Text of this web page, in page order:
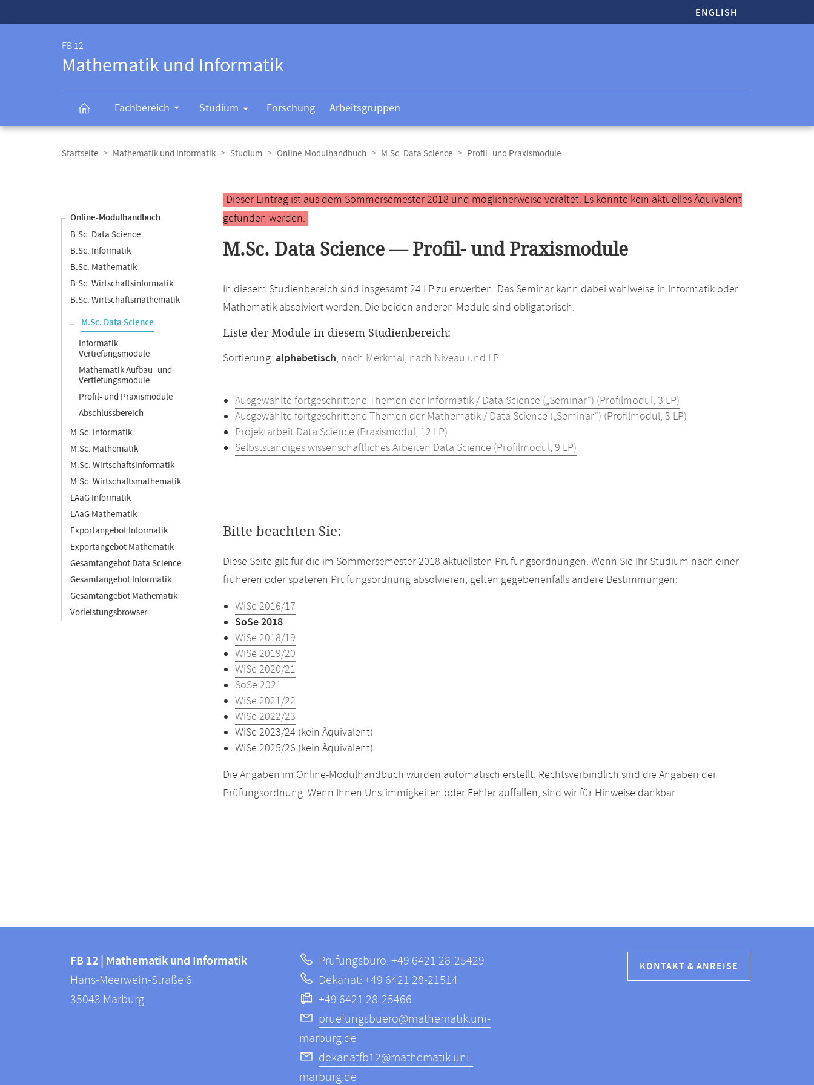
ENGLISH
FB 12
Mathematik und Informatik
Fachbereich Studium Forschung Arbeitsgruppen
Navigation
Startseite Mathematik und Informatik Studium Online-Modulhandbuch M.Sc. Data Science Profil- und Praxismodule
Online-Modulhandbuch
B.Sc. Data Science
B.Sc. Informatik
B.Sc. Mathematik
B.Sc. Wirtschaftsinformatik
B.Sc. Wirtschaftsmathematik
M.Sc. Data Science
Informatik
Vertiefungsmodule
Mathematik Aufbau- und
Vertiefungsmodule
Profil- und Praxismodule
Abschlussbereich
M.Sc. Informatik
M.Sc. Mathematik
M.Sc. Wirtschaftsinformatik
M.Sc. Wirtschaftsmathematik
LAaG Informatik
LAaG Mathematik
Exportangebot Informatik
Exportangebot Mathematik
Gesamtangebot Data Science
Gesamtangebot Informatik
Gesamtangebot Mathematik
Vorleistungsbrowser
Hauptinhalt
Dieser Eintrag ist aus dem Sommersemester 2018 und möglicherweise veraltet. Es konnte kein aktuelles Äquivalent
gefunden werden.
M.Sc. Data Science — Profil- und Praxismodule
In diesem Studienbereich sind insgesamt 24 LP zu erwerben. Das Seminar kann dabei wahlweise in Informatik oder
Mathematik absolviert werden. Die beiden anderen Module sind obligatorisch.
Liste der Module in diesem Studienbereich:
Sortierung: alphabetisch, nach Merkmal, nach Niveau und LP
Ausgewählte fortgeschrittene Themen der Informatik / Data Science („Seminar“) (Profilmodul, 3 LP)
Ausgewählte fortgeschrittene Themen der Mathematik / Data Science („Seminar“) (Profilmodul, 3 LP)
Projektarbeit Data Science (Praxismodul, 12 LP)
Selbstständiges wissenschaftliches Arbeiten Data Science (Profilmodul, 9 LP)
Bitte beachten Sie:
Diese Seite gilt für die im Sommersemester 2018 aktuellsten Prüfungsordnungen. Wenn Sie Ihr Studium nach einer
früheren oder späteren Prüfungsordnung absolvieren, gelten gegebenenfalls andere Bestimmungen:
WiSe 2016/17
SoSe 2018
WiSe 2018/19
WiSe 2019/20
WiSe 2020/21
SoSe 2021
WiSe 2021/22
WiSe 2022/23
WiSe 2023/24 (kein Äquivalent)
WiSe 2025/26 (kein Äquivalent)
Die Angaben im Online-Modulhandbuch wurden automatisch erstellt. Rechtsverbindlich sind die Angaben der
Prüfungsordnung. Wenn Ihnen Unstimmigkeiten oder Fehler auffallen, sind wir für Hinweise dankbar.
Informationen
FB
12
FB 12 | Mathematik und Informatik
Hans-Meerwein-Straße 6
35043 Marburg
Prüfungsbüro: +49 6421 28-25429
Dekanat: +49 6421 28-21514
+49 6421 28-25466
pruefungsbuero@mathematik.uni-
marburg.de
dekanatfb12@mathematik.uni-
marburg.de
KONTAKT & ANREISE